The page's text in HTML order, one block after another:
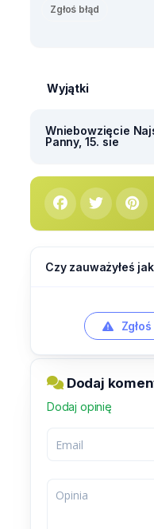
Zgłoś błąd
Wyjątki
Wniebowzięcie
Panny, 15. sie
Czy zauważyłeś
Dodaj
Dodaj opinię